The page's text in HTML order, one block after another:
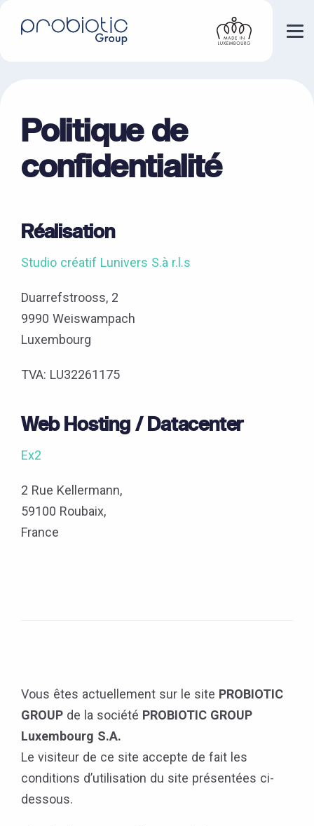
Politique de
confidentialité
Réalisation
Studio créatif Lunivers S.à r.l.s
Duarrefstrooss, 2
9990 Weiswampach
Luxembourg
TVA: LU32261175
Web Hosting / Datacenter
Ex2
2 Rue Kellermann,
59100 Roubaix,
France
Vous êtes actuellement sur le site PROBIOTIC
GROUP de la société PROBIOTIC GROUP
Luxembourg S.A.
Le visiteur de ce site accepte de fait les
conditions d’utilisation du site présentées ci-
dessous.